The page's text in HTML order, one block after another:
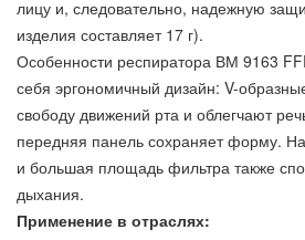
лицу и, следовательно, надежную
изделия составляет 17 г).
Особенности респиратора ВМ 9163
себя эргономичный дизайн: V-
свободу движений рта и облегчают
передняя панель сохраняет форму.
и большая площадь фильтра также
дыхания.
Применение в отраслях: